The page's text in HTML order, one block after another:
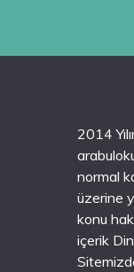
2014
normal
üzerine
konu
içerik